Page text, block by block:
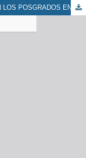
HACIA UNA CULTURA DE EVALUACIÓN LOS POSGRADOS EN EDUCACIÓN